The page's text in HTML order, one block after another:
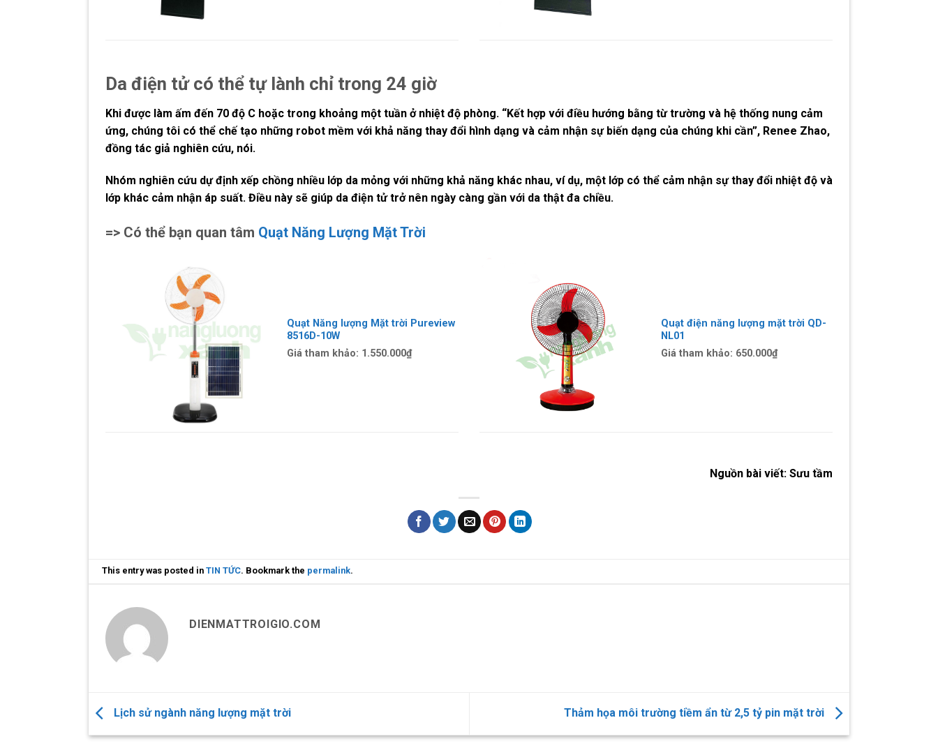
Da điện tử có thể tự lành chỉ trong 24 giờ
Khi được làm ấm đến 70 độ C hoặc trong khoảng một tuần ở nhiệt độ phòng. “Kết hợp với điều hướng bằng từ trường và hệ thống nung cảm
ứng, chúng tôi có thể chế tạo những robot mềm với khả năng thay đổi hình dạng và cảm nhận sự biến dạng của chúng khi cần”, Renee Zhao,
đồng tác giả nghiên cứu, nói.
Nhóm nghiên cứu dự định xếp chồng nhiều lớp da mỏng với những khả năng khác nhau, ví dụ, một lớp có thể cảm nhận sự thay đổi nhiệt độ và
lớp khác cảm nhận áp suất. Điều này sẽ giúp da điện tử trở nên ngày càng gần với da thật đa chiều.
=> Có thể bạn quan tâm Quạt Năng Lượng Mặt Trời
Quạt Năng lượng Mặt trời Pureview
8516D-10W
Giá tham khảo: 1.550.000₫
Quạt điện năng lượng mặt trời QD-
NL01
Giá tham khảo: 650.000₫
Nguồn bài viết: Sưu tầm
This entry was posted inTIN TỨC. Bookmark the permalink.
DIENMATTROIGIO.COM
Lịch sử ngành năng lượng mặt trời Thảm họa môi trường tiềm ẩn từ 2,5 tỷ pin mặt trời